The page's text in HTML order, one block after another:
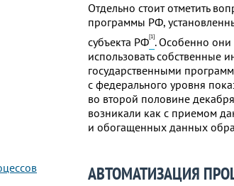
Отдельно стоит отметить
программы РФ,
субъекта РФ[1]. Особенно
использовать собственные
государственными
с федерального уровня
во второй половине
возникали как с приемом
и обогащенных данных
АВТОМАТИЗАЦИЯ